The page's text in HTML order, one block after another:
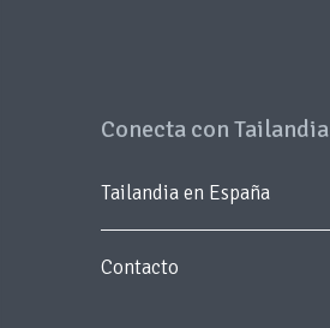
Conecta con Tailandia
Tailandia en España
Contacto